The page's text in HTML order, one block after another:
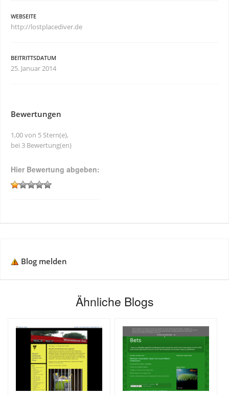
WEBSEITE
http://lostplacediver.de
BEITRITTSDATUM
25. Januar 2014
Bewertungen
1,00 von 5 Stern(e),
bei 3 Bewertung(en)
Hier Bewertung abgeben:
Blog melden
Ähnliche Blogs